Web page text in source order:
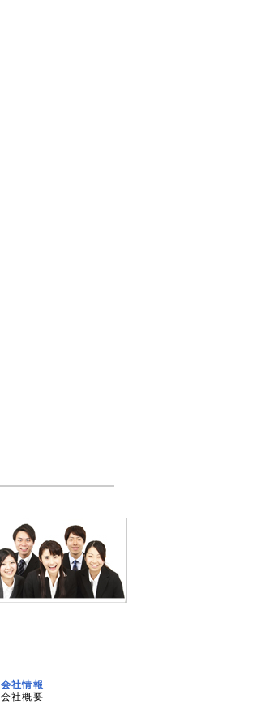
会社情報
会社概要